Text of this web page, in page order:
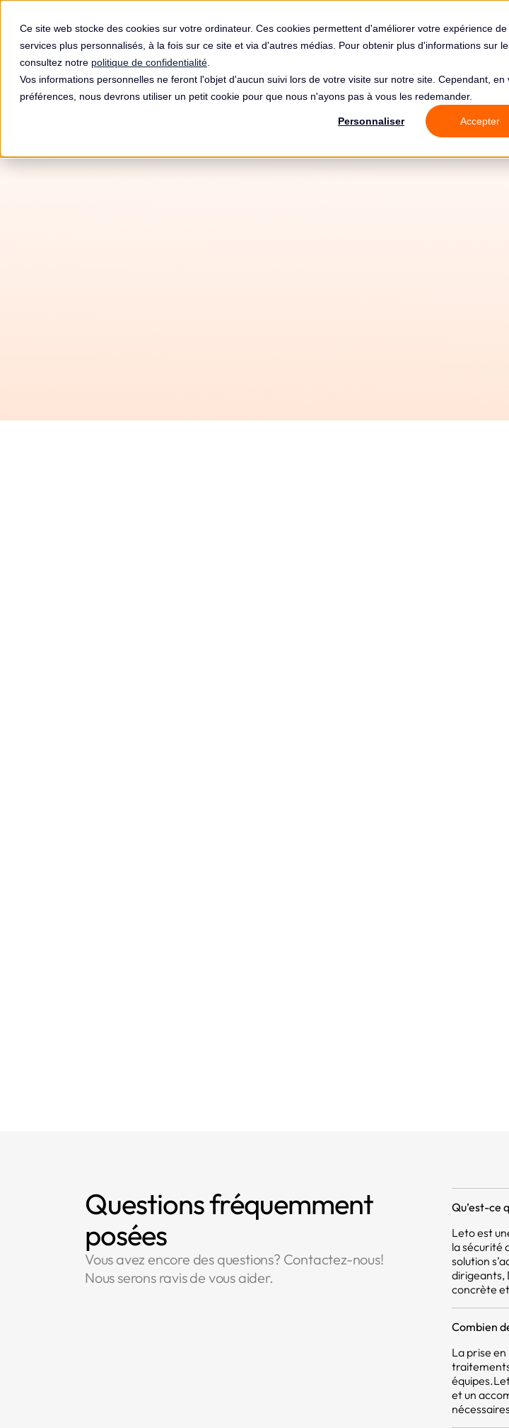
Ce site web stocke des cookies sur votre ordinateur. Ces cookies permettent d'améliorer votre expérience
services plus personnalisés, à la fois sur ce site et via d'autres médias. Pour obtenir plus d'informations sur
consultez notre politique de confidentialité
Vos informations personnelles ne feront l'objet d'aucun suivi lors de votre visite sur notre site. Cependant, en
préférences, nous devrons utiliser un petit cookie pour que nous n'ayons pas à vous les redemander.
Personnaliser Accepter
Produits Solutions Tarifs
Amende de10
Organisation
Questions fréquemment
posées
Vous avez encore des questions? Contactez-nous!
Nous serons ravis de vous aider.
Qu’est-ce
Leto est
la sécurité
solution
dirigeants,
concrète
Combien
La prise
et un